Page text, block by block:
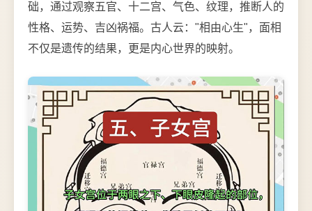
础，通过观察五官、十二宫、气色、纹理，推断人的
性格、运势、吉凶祸福。古人云："相由心生"，面相
不仅是遗传的结果，更是内心世界的映射。